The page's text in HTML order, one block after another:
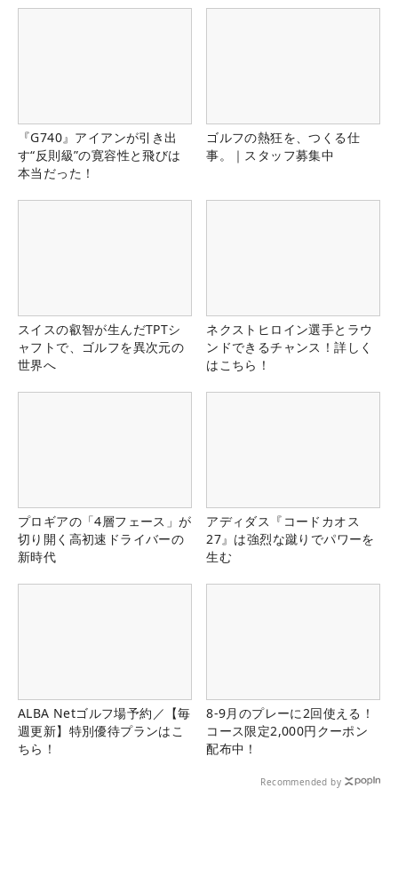
『G740』アイアンが引き出
す“反則級”の寛容性と飛びは
本当だった！
ゴルフの熱狂を、つくる仕
事。｜スタッフ募集中
スイスの叡智が生んだTPTシ
ャフトで、ゴルフを異次元の
世界へ
ネクストヒロイン選手とラウ
ンドできるチャンス！詳しく
はこちら！
プロギアの「4層フェース」が
切り開く高初速ドライバーの
新時代
アディダス『コードカオス
27』は強烈な蹴りでパワーを
生む
ALBA Netゴルフ場予約／【毎
週更新】特別優待プランはこ
ちら！
8-9月のプレーに2回使える！
コース限定2,000円クーポン
配布中！
Recommended by